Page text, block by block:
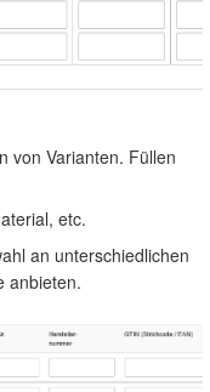
von Varianten. Füllen
etc.
an unterschiedlichen
anbieten.